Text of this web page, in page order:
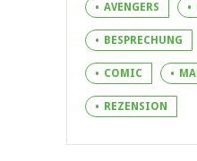
AVENGERS
BESPRECHUNG
COMIC
REZENSION